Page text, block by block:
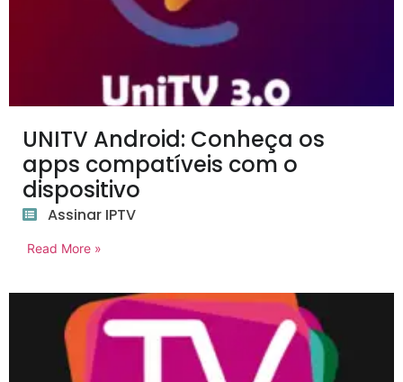
UNITV Android: Conheça os
apps compatíveis com o
dispositivo
Assinar IPTV
Read More »